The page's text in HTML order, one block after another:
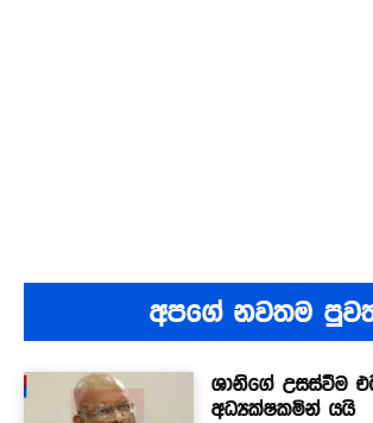
අපගේ නවතම
ශානිගේ උසස්වීම
අධ්‍යක්ෂකමින් යයි